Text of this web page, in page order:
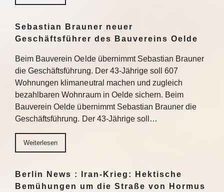
Sebastian Brauner neuer
Geschäftsführer des Bauvereins Oelde
Beim Bauverein Oelde übernimmt Sebastian Brauner
die Geschäftsführung. Der 43-Jährige soll 607
Wohnungen klimaneutral machen und zugleich
bezahlbaren Wohnraum in Oelde sichern. Beim
Bauverein Oelde übernimmt Sebastian Brauner die
Geschäftsführung. Der 43-Jährige soll…
Weiterlesen
Berlin News : Iran-Krieg: Hektische
Bemühungen um die Straße von Hormus